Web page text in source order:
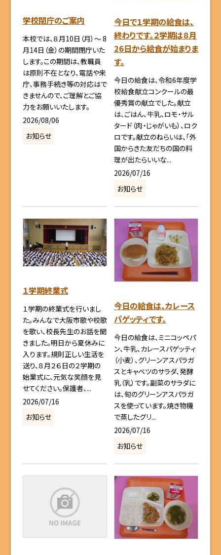
学校閉庁のご案内
本校では、８月10日（月）～ 8
月14日（金）の期間閉庁いた
します。この期間は、教職員
は原則不在となり、電話や来
庁、事務手続き等の対応はで
きませんので、ご理解とご協
力をお願いいたします。
2026/08/06
お知らせ
今日で１学期の給食は、
終わりです。２学期は８月
26日から給食が始まりま
す。
今日の給食は、令和6年度学
校給食献立コンクールの最
優秀賞の献立でした。献立
は、ごはん、牛乳、ロモ・サル
タード（肉・じゃがいも）、ロク
ロです。献立のねらいは、「外
国からきた友だちの国の料
理が出たらいいな...
2026/07/16
お知らせ
１学期終業式
１学期の終業式を行いまし
た。みんなで大阪市歌や校歌
を歌い、校長先生のお話を聞
きました。明日から夏休みに
入ります。規則正しい生活を
送り、８月２６日の２学期の
始業式に、元気な笑顔を見
せてください。保護者、...
2026/07/16
お知らせ
今日の給食は、カレース
パゲッティです。
今日の給食は、ミニコッペパ
ン、牛乳、カレースパゲッティ
（小麦）、グリーンアスパラガ
スとキャベツのサラダ、発酵
乳（乳）です。副菜のサラダに
は、旬のグリーンアスパラガ
スを使っています。焼き物機
で蒸したグリ...
2026/07/16
お知らせ